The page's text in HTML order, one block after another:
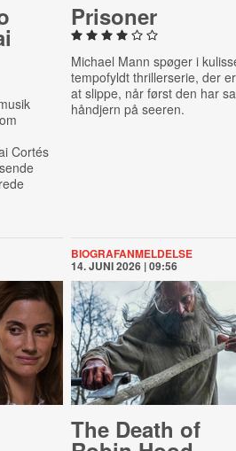
Cortés
Prisoner
Michael Mann spøger i
tempofyldt thrillerserie, der
at slippe, når først den har
håndjern på seeren.
BIOGRAFANMELDELSE
14. JUNI 2026 | 09:56
The Death of